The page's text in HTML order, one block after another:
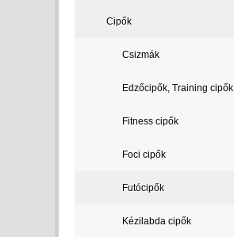
Cipők
Csizmák
Edzőcipők, Training cipők
Fitness cipők
Foci cipők
Futócipők
Kézilabda cipők